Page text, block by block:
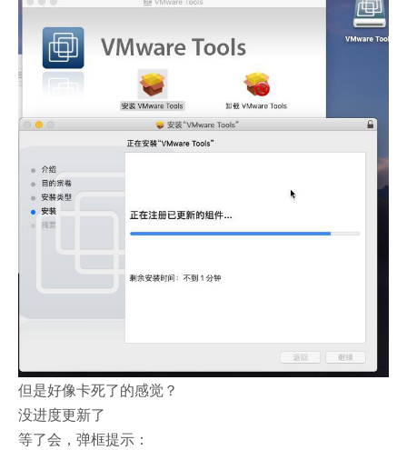
但是好像卡死了的感觉？
没进度更新了
等了会，弹框提示：